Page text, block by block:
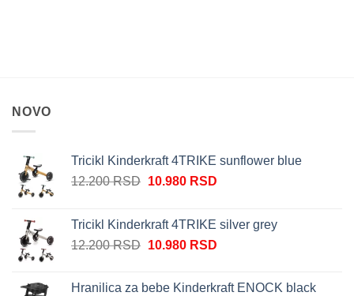
NOVO
Tricikl Kinderkraft 4TRIKE sunflower blue
12.200RSD Originalna
bila:
12.200 RSD.
10.980 RSDTrenutna
10.980 RSD.
Tricikl Kinderkraft 4TRIKE silver grey
12.200RSD Originalna
10.980 RSDTrenutna
Hranilica za bebe Kinderkraft ENOCK black